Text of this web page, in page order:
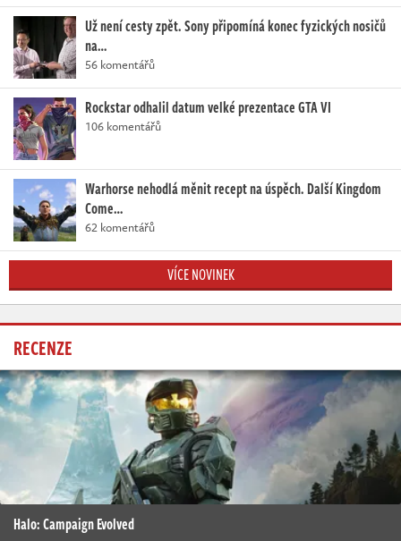
Už není cesty zpět. Sony připomíná konec fyzických nosičů
na…
56 komentářů
Rockstar odhalil datum velké prezentace GTA VI
106 komentářů
Warhorse nehodlá měnit recept na úspěch. Další Kingdom
Come…
62 komentářů
VÍCE NOVINEK
RECENZE
Halo: Campaign Evolved